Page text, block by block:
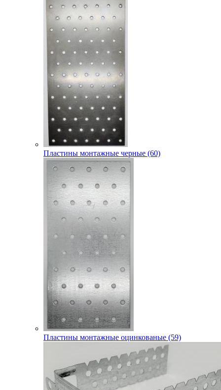
Пластины монтажные черные (60)
Пластины монтажные оцинкованые (59)